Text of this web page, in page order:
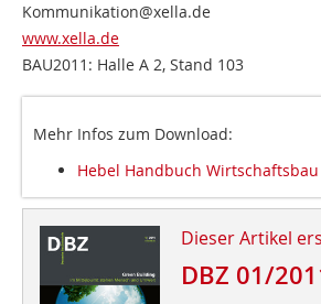
Kommunikation@xella.de
www.xella.de
BAU2011: Halle A 2, Stand 103
Mehr Infos zum Download:
Hebel Handbuch Wirtschaftsbau
Dieser Artikel
DBZ 01/